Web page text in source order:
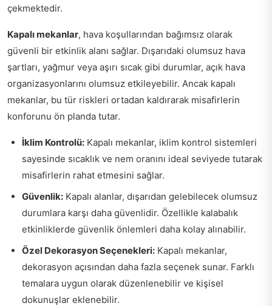
çekmektedir.
Kapalı mekanlar, hava koşullarından bağımsız olarak
güvenli bir etkinlik alanı sağlar. Dışarıdaki olumsuz hava
şartları, yağmur veya aşırı sıcak gibi durumlar, açık hava
organizasyonlarını olumsuz etkileyebilir. Ancak kapalı
mekanlar, bu tür riskleri ortadan kaldırarak misafirlerin
konforunu ön planda tutar.
İklim Kontrolü: Kapalı mekanlar, iklim kontrol sistemleri
sayesinde sıcaklık ve nem oranını ideal seviyede tutarak
misafirlerin rahat etmesini sağlar.
Güvenlik: Kapalı alanlar, dışarıdan gelebilecek olumsuz
durumlara karşı daha güvenlidir. Özellikle kalabalık
etkinliklerde güvenlik önlemleri daha kolay alınabilir.
Özel Dekorasyon Seçenekleri: Kapalı mekanlar,
dekorasyon açısından daha fazla seçenek sunar. Farklı
temalara uygun olarak düzenlenebilir ve kişisel
dokunuşlar eklenebilir.